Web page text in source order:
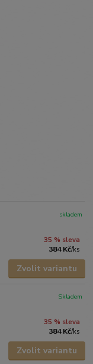
35 % sleva
384 Kč/ks
skladem
Zvolit variantu
35 % sleva
384 Kč/ks
Skladem
Zvolit variantu